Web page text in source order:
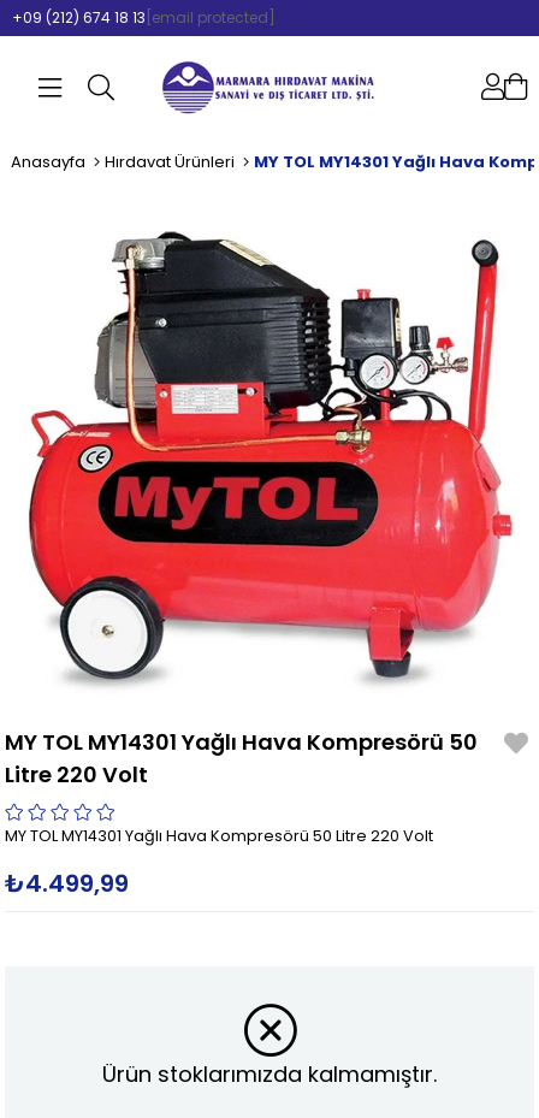
+09 (212) 674 18 13 [email protected]
Anasayfa Hırdavat Ürünleri
MY TOL MY14301 Yağlı Hava Kompresörü 50
Litre 220 Volt
MY TOL MY14301 Yağlı Hava Kompresörü 50 Litre 220 Volt
₺4.499,99
Ürün stoklarımızda kalmamıştır.